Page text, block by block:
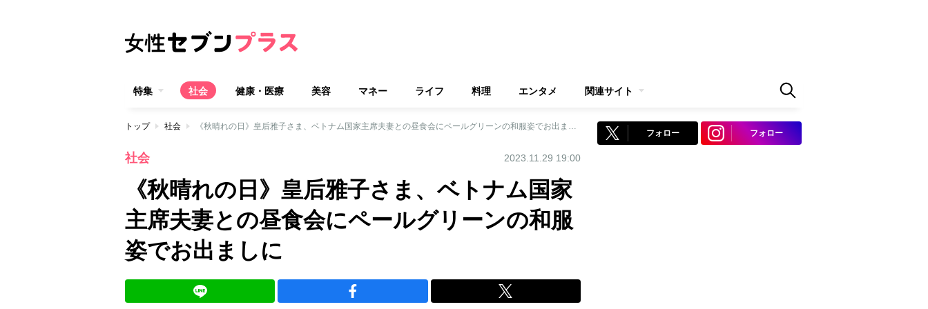
特集 社会 健康・医療 美容 マネー ライフ 料理 エンタメ 関連サイト
トップ 社会 《秋晴れの日》皇后雅子さま、ベトナム国家主席夫妻との昼食会にペールグリーンの和服姿でお出ましに
社会 2023.11.29 19:00
《秋晴れの日》皇后雅子さま、ベトナム国家
主席夫妻との昼食会にペールグリーンの和服
姿でお出ましに
フォロー フォロー